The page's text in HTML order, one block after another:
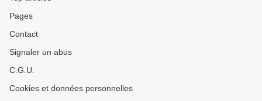
Pages
Contact
Signaler un abus
C.G.U.
Cookies et données personnelles